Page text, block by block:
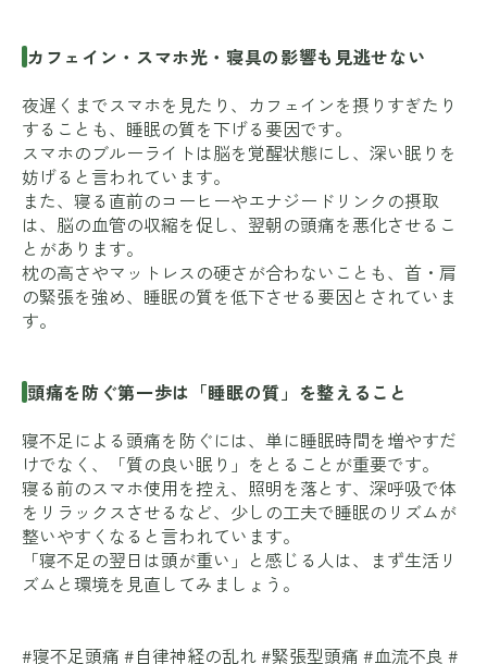
カフェイン・スマホ光・寝具の影響も見逃せない
夜遅くまでスマホを見たり、カフェインを摂りすぎたり
することも、睡眠の質を下げる要因です。
スマホのブルーライトは脳を覚醒状態にし、深い眠りを
妨げると言われています。
また、寝る直前のコーヒーやエナジードリンクの摂取
は、脳の血管の収縮を促し、翌朝の頭痛を悪化させるこ
とがあります。
枕の高さやマットレスの硬さが合わないことも、首・肩
の緊張を強め、睡眠の質を低下させる要因とされていま
す。
頭痛を防ぐ第一歩は「睡眠の質」を整えること
寝不足による頭痛を防ぐには、単に睡眠時間を増やすだ
けでなく、「質の良い眠り」をとることが重要です。
寝る前のスマホ使用を控え、照明を落とす、深呼吸で体
をリラックスさせるなど、少しの工夫で睡眠のリズムが
整いやすくなると言われています。
「寝不足の翌日は頭が重い」と感じる人は、まず生活リ
ズムと環境を見直してみましょう。
#寝不足頭痛 #自律神経の乱れ #緊張型頭痛 #血流不良 #